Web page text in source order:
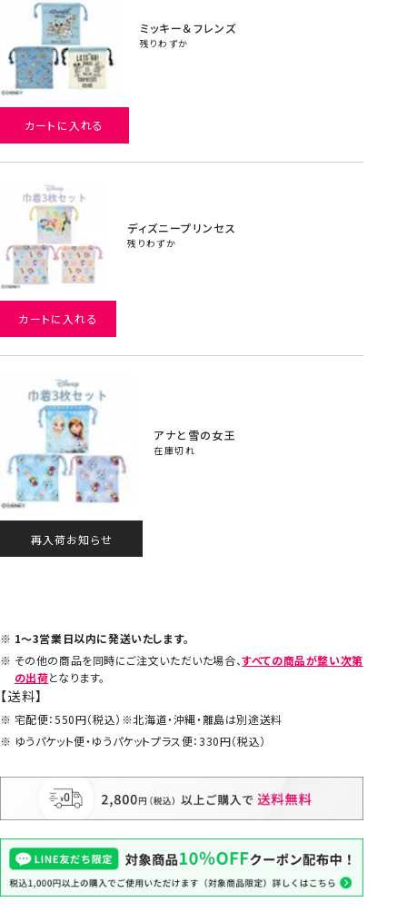
ミッキー＆フレンズ
残りわずか
カートに入れる
ディズニープリンセス
残りわずか
カートに入れる
アナと雪の女王
在庫切れ
再入荷お知らせ
1～3営業日以内に発送いたします。
その他の商品を同時にご注文いただいた場合、すべての商品が整い次第
の出荷となります。
【送料】
宅配便：550円（税込）※北海道・沖縄・離島は別途送料
ゆうパケット便・ゆうパケットプラス便：330円（税込）